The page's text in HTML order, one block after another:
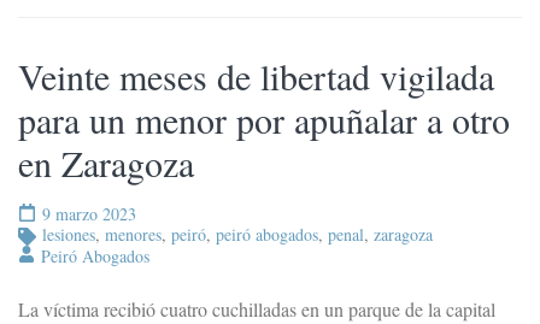
Veinte meses de libertad vigilada
para un menor por apuñalar a otro
en Zaragoza
9 marzo 2023
lesiones, menores, peiró, peiró abogados, penal, zaragoza
Peiró Abogados
La víctima recibió cuatro cuchilladas en un parque de la capital